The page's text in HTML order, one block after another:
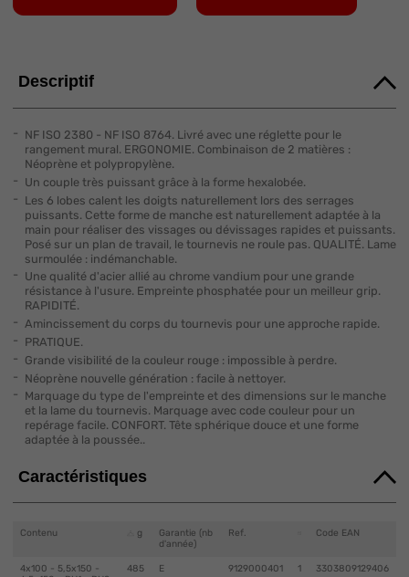
Descriptif
NF ISO 2380 - NF ISO 8764. Livré avec une réglette pour le
rangement mural. ERGONOMIE. Combinaison de 2 matières :
Néoprène et polypropylène.
Un couple très puissant grâce à la forme hexalobée.
Les 6 lobes calent les doigts naturellement lors des serrages
puissants. Cette forme de manche est naturellement adaptée à la
main pour réaliser des vissages ou dévissages rapides et puissants.
Posé sur un plan de travail, le tournevis ne roule pas. QUALITÉ. Lame
surmoulée : indémanchable.
Une qualité d'acier allié au chrome vandium pour une grande
résistance à l'usure. Empreinte phosphatée pour un meilleur grip.
RAPIDITÉ.
Amincissement du corps du tournevis pour une approche rapide.
PRATIQUE.
Grande visibilité de la couleur rouge : impossible à perdre.
Néoprène nouvelle génération : facile à nettoyer.
Marquage du type de l'empreinte et des dimensions sur le manche
et la lame du tournevis. Marquage avec code couleur pour un
repérage facile. CONFORT. Tête sphérique douce et une forme
adaptée à la poussée..
Caractéristiques
Contenu g
Garantie (nb
d'année)
Ref. Code EAN
4x100 - 5,5x150 -
485 E 9129000401 1 3303809129406